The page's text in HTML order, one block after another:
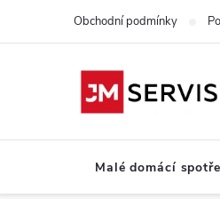
Obchodní podmínky
Malé domácí